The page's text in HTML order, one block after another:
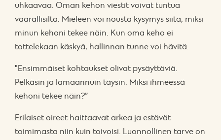
uhkaavaa. Oman kehon viestit voivat tuntua
vaarallisilta. Mieleen voi nousta kysymys siitä, miksi
minun kehoni tekee näin. Kun oma keho ei
tottelekaan käskyä, hallinnan tunne voi hävitä.
"Ensimmäiset kohtaukset olivat pysäyttäviä.
Pelkäsin ja lamaannuin täysin. Miksi ihmeessä
kehoni tekee näin?”
Erilaiset oireet haittaavat arkea ja estävät
toimimasta niin kuin toivoisi. Luonnollinen tarve on